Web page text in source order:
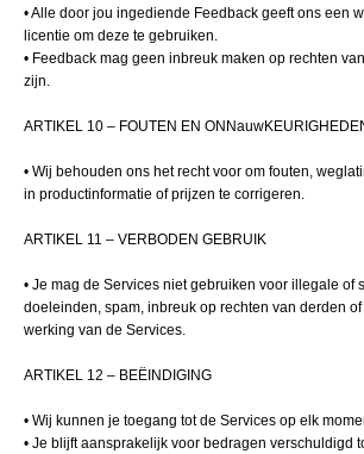
• Alle door jou ingediende Feedback geeft ons een
licentie om deze te gebruiken.
• Feedback mag geen inbreuk maken op rechten
zijn.
ARTIKEL 10 – FOUTEN EN
• Wij behouden ons het recht voor om fouten,
in productinformatie of prijzen te corrigeren.
ARTIKEL 11 – VERBODEN GEBRUIK
• Je mag de Services niet gebruiken voor illegale of
doeleinden, spam, inbreuk op rechten van derden
werking van de Services.
ARTIKEL 12 – BEËINDIGING
• Wij kunnen je toegang tot de Services op elk
• Je blijft aansprakelijk voor bedragen verschuldigd